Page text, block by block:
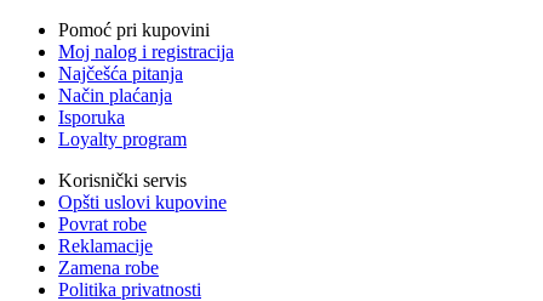
Pomoć pri kupovini
Moj nalog i registracija
Najčešća pitanja
Način plaćanja
Isporuka
Loyalty program
Korisnički servis
Opšti uslovi kupovine
Povrat robe
Reklamacije
Zamena robe
Politika privatnosti